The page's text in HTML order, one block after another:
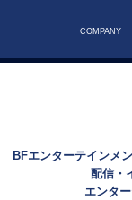
COMPANY
BFエンターテインメ
配信・
エンタ